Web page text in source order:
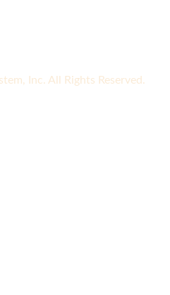
Inc. All Rights Reserved.